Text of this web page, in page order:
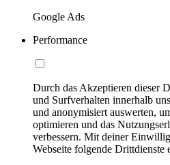
Google Ads
Performance
Durch das Akzeptieren dieser
und Surfverhalten innerhalb
und anonymisiert auswerten,
optimieren und das
verbessern. Mit deiner
Webseite folgende Drittdienste